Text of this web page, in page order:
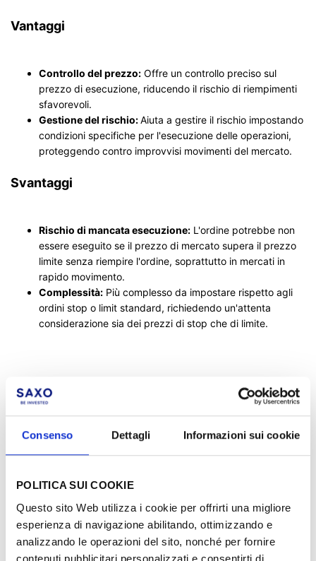
Consenso Dettagli Informazioni sui cookie
POLITICA SUI COOKIE
Questo sito Web utilizza i cookie per offrirti una migliore
esperienza di navigazione abilitando, ottimizzando e
analizzando le operazioni del sito, nonché per fornire
contenuti pubblicitari personalizzati e consentirti di
Vantaggi
Controllo del prezzo: Offre un controllo preciso sul
prezzo di esecuzione, riducendo il rischio di riempimenti
sfavorevoli.
Gestione del rischio:Aiuta a gestire il rischio impostando
condizioni specifiche per l'esecuzione delle operazioni,
proteggendo contro improvvisi movimenti del mercato.
Svantaggi
Rischio di mancata esecuzione: L'ordine potrebbe non
essere eseguito se il prezzo di mercato supera il prezzo
limite senza riempire l'ordine, soprattutto in mercati in
rapido movimento.
Complessità: Più complesso da impostare rispetto agli
ordini stop o limit standard, richiedendo un'attenta
considerazione sia dei prezzi di stop che di limite.
Come posso inserire un ordine limite
stop?
Nel ticket di contrattazione
Dopo aver compilato il ticket, clicca suAggiungi Take
Profit / Stop Loss
Clicca suStop Loss